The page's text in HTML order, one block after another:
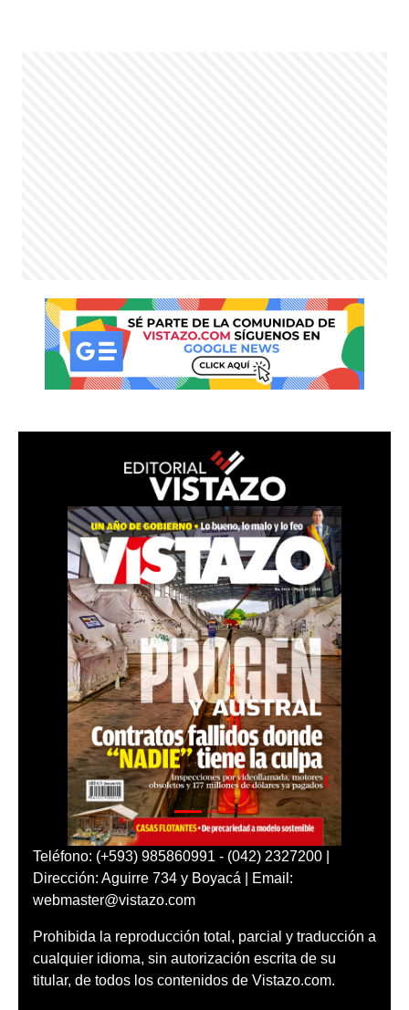
Teléfono: (+593) 985860991 - (042) 2327200 |
Dirección: Aguirre 734 y Boyacá | Email:
webmaster@vistazo.com
Prohibida la reproducción total, parcial y traducción a
cualquier idioma, sin autorización escrita de su
titular, de todos los contenidos de Vistazo.com.